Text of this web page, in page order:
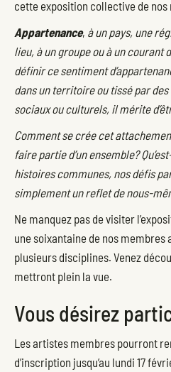
cette exposition collective de
Appartenance, à un pays, une
lieu, à un groupe ou à un courant
définir ce sentiment
dans un territoire ou tissé par
sociaux ou culturels, il mérite
Comment se crée cet
faire partie d’un ensemble?
histoires communes, nos défis
simplement un reflet de nous-
Ne manquez pas de visiter
une soixantaine de nos
plusieurs disciplines. Venez
mettront plein la vue.
Vous désirez
Les artistes membres pourront
d’inscription jusqu’au lundi 17